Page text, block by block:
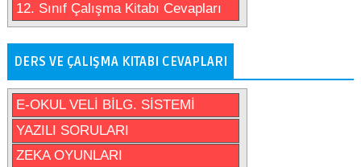
12. Sınıf Çalışma Kitabı Cevapları
DERS VE ÇALIŞMA KITABI CEVAPLARI
E-OKUL VELİ BİLG. SİSTEMİ
YAZILI SORULARI
ZEKA OYUNLARI